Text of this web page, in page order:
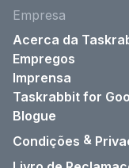
Empresa
Acerca da
Empregos
Imprensa
Taskrabbit for
Blogue
Condições &